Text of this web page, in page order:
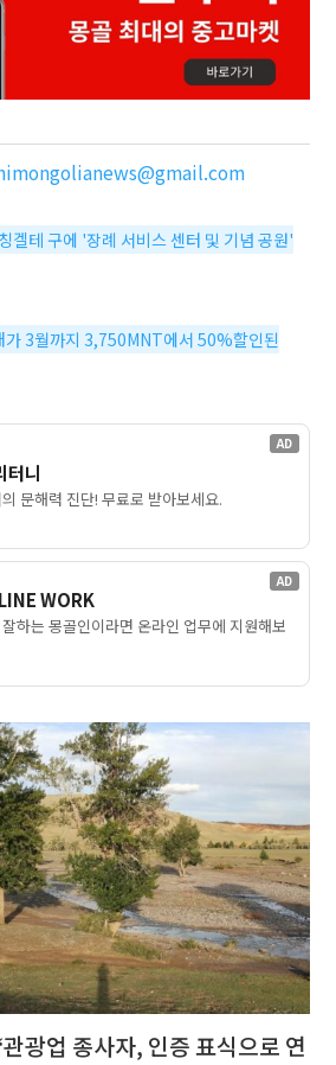
겔테 구에 '장례 서비스 센터 및 기념 공원'
가 3월까지 3,750MNT에서 50%할인된
AD
터니
문해력 진단! 무료로 받아보세요.
AD
WORK
하는 몽골인이라면 온라인 업무에 지원해보
광업 종사자, 인증 표식으로 연